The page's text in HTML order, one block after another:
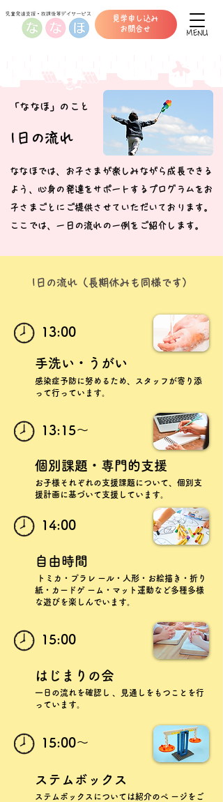
MENU
見学申し込み
​お問合せ
「ななほ」のこと
1日の流れ
ななほでは、お子さまが楽しみながら成長できる
よう、心身の発達をサポートするプログラムをお
子さまごとにご提供させていただいております。
ここでは、一日の流れの一例をご紹介します。
1日の流れ（長期休みも同様です）
13:00
手洗い・うがい
感染症予防に努めるため、スタッフが寄り添
って行っています。
13:15〜
個別課題・専門的支援
お子様それぞれの支援課題について、個別支
援計画に基づいて支援しています。
14:00
自由時間
トミカ・プラレ ール・人形・お絵描き・折り
紙・カードゲ ーム ・マット運動など多種多様
な遊びを楽しんでいます。
15:00
はじまりの会
一日の流れを確認し 、見通しをもつことを行
っています。
15:00〜
ステムボックス
ステムボックスについては紹介のペ ージをご